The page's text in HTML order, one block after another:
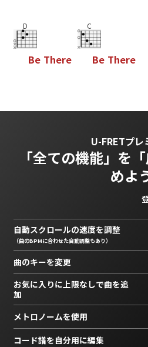
D
Be There
C
Be There
U-FRETプレ
「全ての機能」を
めよ
自動スクロールの速度を調整
（曲のBPMに合わせた自動調整もあり）
曲のキーを変更
お気に入りに上限なしで曲を追
加
メトロノームを使用
コード譜を自分用に編集